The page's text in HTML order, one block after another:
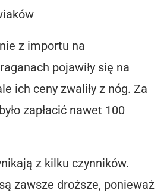
z importu na
pojawiły się na
ich ceny zwaliły z nóg. Za
zapłacić nawet 100
z kilku czynników.
zawsze droższe, ponieważ